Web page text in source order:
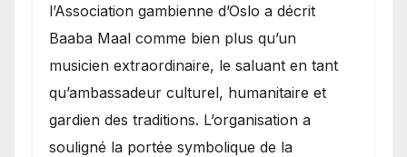
l’Association gambienne d’Oslo a décrit
Baaba Maal comme bien plus qu’un
musicien extraordinaire, le saluant en tant
qu’ambassadeur culturel, humanitaire et
gardien des traditions. L’organisation a
souligné la portée symbolique de la